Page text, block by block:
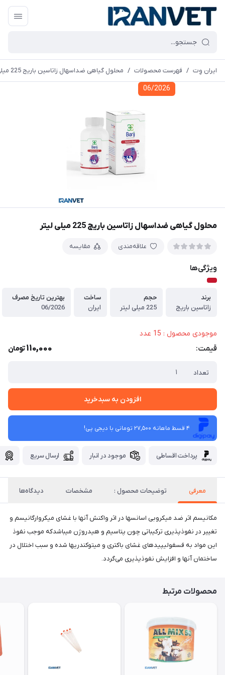
ایران وِت / فهرست محصولات / محلول گیاهی ضداسهال زاتاسین باریج 225 میلی لیتر
06/2026
محلول گیاهی ضداسهال زاتاسین باریج 225 میلی لیتر
علاقه‌مندی مقایسه
ویژگی‌ها
برند
زاتاسین باریج
حجم
225 میلی لیتر
ساخت
ایران
بهترین تاریخ مصرف
06/2026
موجودی محصول : 15 عدد
قیمت: 110,000تومان
تعداد
افزودن به سبدخرید
4 قسط ماهانه 27,500 تومانی با دیجی ‌پی!
پرداخت اقساطی موجود در انبار ارسال سریع
معرفی توضیحات محصول : مشخصات دیدگاه‌ها
مکانیسم اثر ضد میکروبی اسانس­ها در اثر واکنش آن­ها با غشای میکروارگانیسم و
تغییر در نفوذپذیری ترکیباتی چون پتاسیم و هیدروژن می­باشدکه موجب نفوذ
این مواد به فسفولیپیدهای غشای باکتری و میتوکندری­ها شده و سبب اختلال در
ساختمان آن­ها و افزایش نفوذپذیری می­‌گردد.
محصولات مرتبط